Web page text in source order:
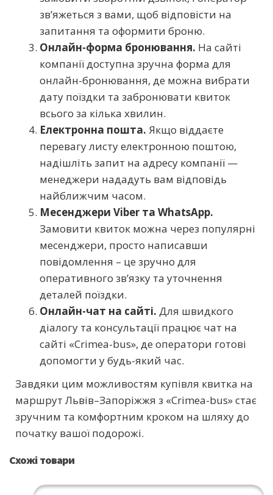
зв’яжеться з вами, щоб відповісти на
запитання та оформити броню.
Онлайн-форма бронювання. На сайті
компанії доступна зручна форма для
онлайн-бронювання, де можна вибрати
дату поїздки та забронювати квиток
всього за кілька хвилин.
Електронна пошта. Якщо віддаєте
перевагу листу електронною поштою,
надішліть запит на адресу компанії —
менеджери нададуть вам відповідь
найближчим часом.
Месенджери Viber та WhatsApp.
Замовити квиток можна через популярні
месенджери, просто написавши
повідомлення – це зручно для
оперативного зв’язку та уточнення
деталей поїздки.
Онлайн-чат на сайті. Для швидкого
діалогу та консультації працює чат на
сайті «Crimea-bus», де оператори готові
допомогти у будь-який час.
Завдяки цим можливостям купівля квитка на
маршрут Львів–Запоріжжя з «Crimea-bus» стає
зручним та комфортним кроком на шляху до
початку вашої подорожі.
Схожі товари